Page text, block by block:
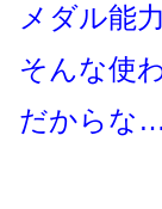
メダル能
そんな使
だからな…